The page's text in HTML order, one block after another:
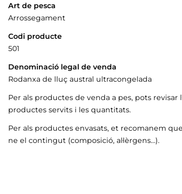
Art de pesca
Arrossegament
Codi producte
501
Denominació legal de venda
Rodanxa de lluç austral ultracongelada
Per als productes de venda a pes, pots
productes servits i les quantitats.
Per als productes envasats, et recomanem
ne el contingut (composició, al·lèrgens…).